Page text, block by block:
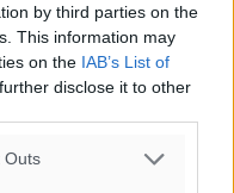
by third parties on the
This information may
on the IAB’s List of
disclose it to other
Outs
τουρισμού
ο Ελληνικός
ο Δήμος Κορίνθου